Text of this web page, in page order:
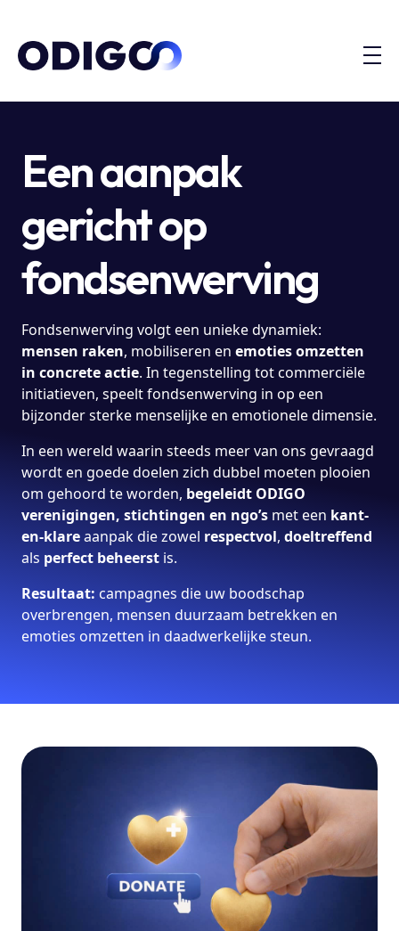
Een aanpak
gericht op
fondsenwerving
Fondsenwerving volgt een unieke dynamiek:
mensen raken, mobiliseren en emoties omzetten
in concrete actie. In tegenstelling tot commerciële
initiatieven, speelt fondsenwerving in op een
bijzonder sterke menselijke en emotionele dimensie.
In een wereld waarin steeds meer van ons gevraagd
wordt en goede doelen zich dubbel moeten plooien
om gehoord te worden, begeleidt ODIGO
verenigingen, stichtingen en ngo’s met een kant-
en-klareaanpak die zowel respectvol, doeltreffend
als perfect beheerst is.
Resultaat: campagnes die uw boodschap
overbrengen, mensen duurzaam betrekken en
emoties omzetten in daadwerkelijke steun.